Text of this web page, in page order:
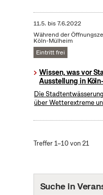
11.5. bis7.6.2022
Während der
Köln-Mülheim
Eintritt frei
Wissen, was vor
Ausstellung in
Die
über Wetterextreme
Treffer 1–10 von 21
Suche in